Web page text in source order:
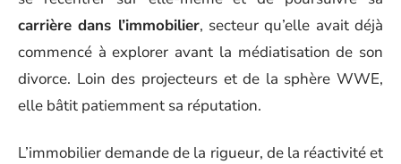
carrière dans l’immobilier, secteur qu’elle avait déjà
commencé à explorer avant la médiatisation de son
divorce. Loin des projecteurs et de la sphère WWE,
elle bâtit patiemment sa réputation.
L’immobilier demande de la rigueur, de la réactivité et